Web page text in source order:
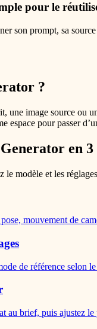
pour le
son prompt, sa
?
une image source ou
espace pour passer
en 3
le modèle et les
mouvement de
de référence selon
au brief, puis ajustez